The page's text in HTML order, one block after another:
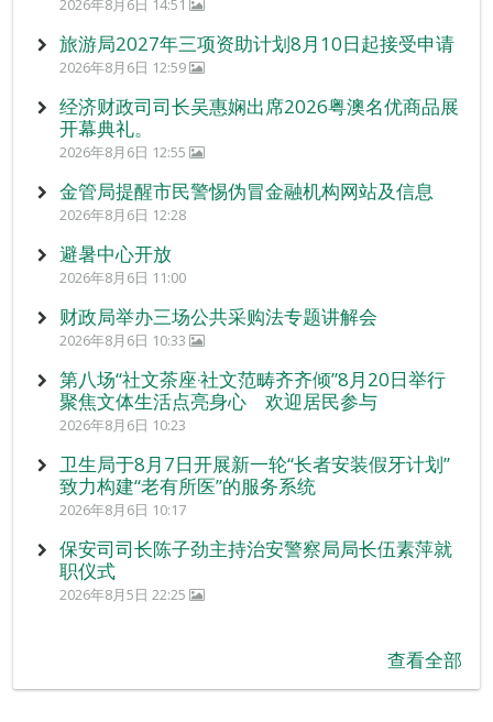
2026年8月6日 14:51
旅游局2027年三项资助计划8月10日起接受申请
2026年8月6日 12:59
经济财政司司长吴惠娴出席2026粤澳名优商品展
开幕典礼。
2026年8月6日 12:55
金管局提醒市民警惕伪冒金融机构网站及信息
2026年8月6日 12:28
避暑中心开放
2026年8月6日 11:00
财政局举办三场公共采购法专题讲解会
2026年8月6日 10:33
第八场“社文茶座‧社文范畴齐齐倾”8月20日举行
聚焦文体生活点亮身心 欢迎居民参与
2026年8月6日 10:23
卫生局于8月7日开展新一轮“长者安装假牙计划”
致力构建“老有所医”的服务系统
2026年8月6日 10:17
保安司司长陈子劲主持治安警察局局长伍素萍就
职仪式
2026年8月5日 22:25
查看全部